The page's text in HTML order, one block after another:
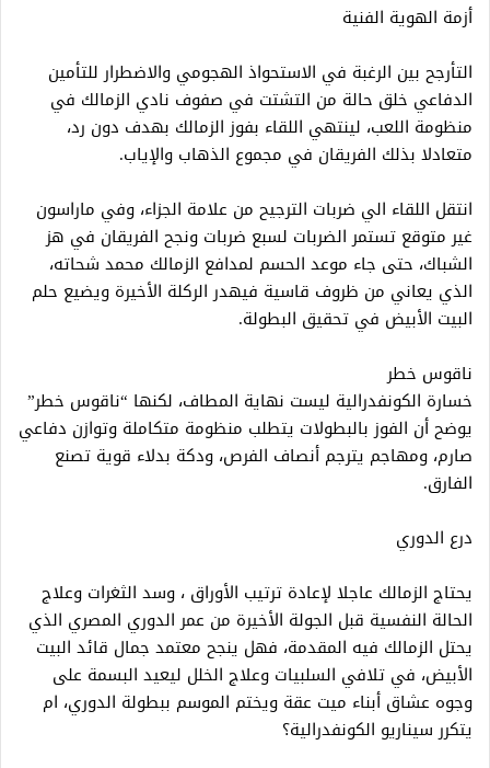
أزمة الهوية الفنية
التأرجح بين الرغبة في الاستحواذ الهجومي والاضطرار للتأمين
الدفاعي خلق حالة من التشتت في صفوف نادي الزمالك في
منظومة اللعب، لينتهي اللقاء بفوز الزمالك بهدف دون رد،
متعادلا بذلك الفريقان في مجموع الذهاب والإياب.
انتقل اللقاء الي ضربات الترجيح من علامة الجزاء، وفي ماراسون
غير متوقع تستمر الضربات لسبع ضربات ونجح الفريقان في هز
الشباك، حتى جاء موعد الحسم لمدافع الزمالك محمد شحاته،
الذي يعاني من ظروف قاسية فيهدر الركلة الأخيرة ويضيع حلم
البيت الأبيض في تحقيق البطولة.
ناقوس خطر
خسارة الكونفدرالية ليست نهاية المطاف، لكنها “ناقوس خطر”
يوضح أن الفوز بالبطولات يتطلب منظومة متكاملة وتوازن دفاعي
صارم، ومهاجم يترجم أنصاف الفرص، ودكة بدلاء قوية تصنع
الفارق.
درع الدوري
يحتاج الزمالك عاجلا لإعادة ترتيب الأوراق ، وسد الثغرات وعلاج
الحالة النفسية قبل الجولة الأخيرة من عمر الدوري المصري الذي
يحتل الزمالك فيه المقدمة، فهل ينجح معتمد جمال قائد البيت
الأبيض، في تلافي السلبيات وعلاج الخلل ليعيد البسمة على
وجوه عشاق أبناء ميت عقة ويختم الموسم ببطولة الدوري، ام
يتكرر سيناريو الكونفدرالية؟